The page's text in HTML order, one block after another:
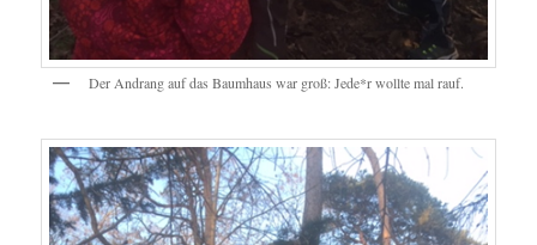
Der Andrang auf das Baumhaus war groß: Jede*r wollte mal rauf.